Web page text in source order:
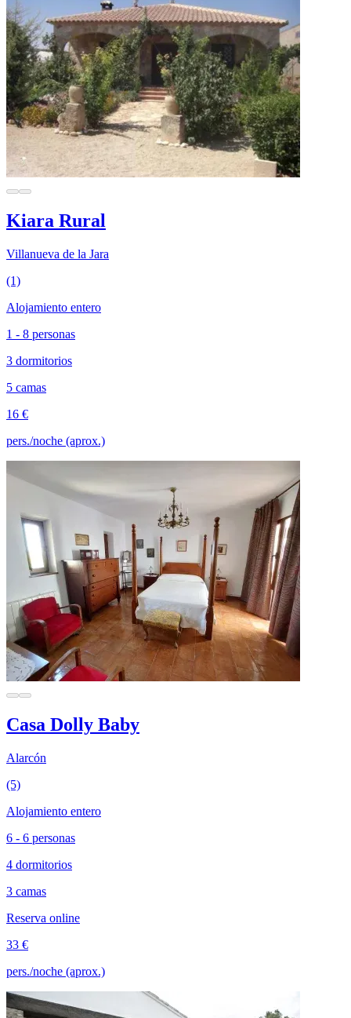
Kiara Rural
Villanueva de la Jara
(1)
Alojamiento entero
1 - 8 personas
3 dormitorios
5 camas
16 €
pers./noche (aprox.)
Casa Dolly Baby
Alarcón
(5)
Alojamiento entero
6 - 6 personas
4 dormitorios
3 camas
Reserva online
33 €
pers./noche (aprox.)